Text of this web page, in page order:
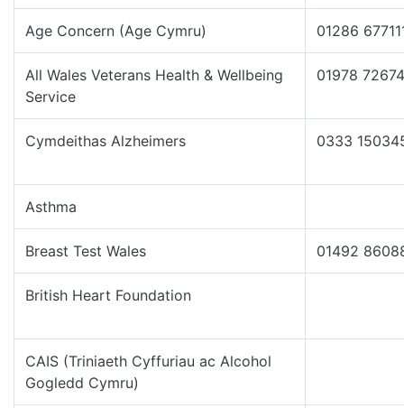
Age Concern (Age Cymru) 01286
All Wales Veterans Health & Wellbeing
Service
01978
Cymdeithas Alzheimers 0333
Asthma
Breast Test Wales 01492
British Heart Foundation
CAIS (Triniaeth Cyffuriau ac Alcohol
Gogledd Cymru)